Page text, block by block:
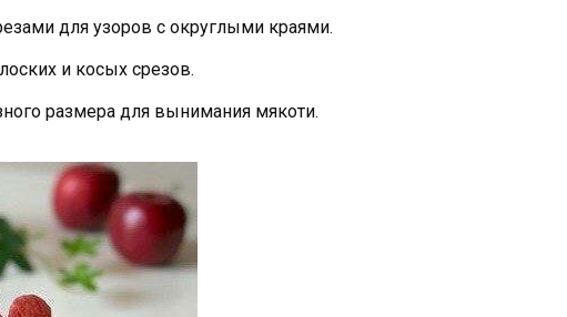
для узоров с округлыми краями.
и косых срезов.
размера для вынимания мякоти.